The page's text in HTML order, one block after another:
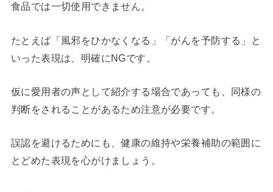
食品では一切使用できません。
たとえば「風邪をひかなくなる」「がんを予防する」と
いった表現は、明確にNGです。
仮に愛用者の声として紹介する場合であっても、同様の
判断をされることがあるため注意が必要です。
誤認を避けるためにも、健康の維持や栄養補助の範囲に
とどめた表現を心がけましょう。